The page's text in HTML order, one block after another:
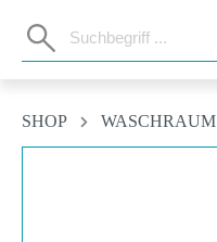
SHOP WASCHRAUM